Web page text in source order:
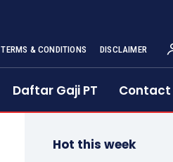
TERMS & CONDITIONS DISCLAIMER
Daftar Gaji PT Contact
Hot this week